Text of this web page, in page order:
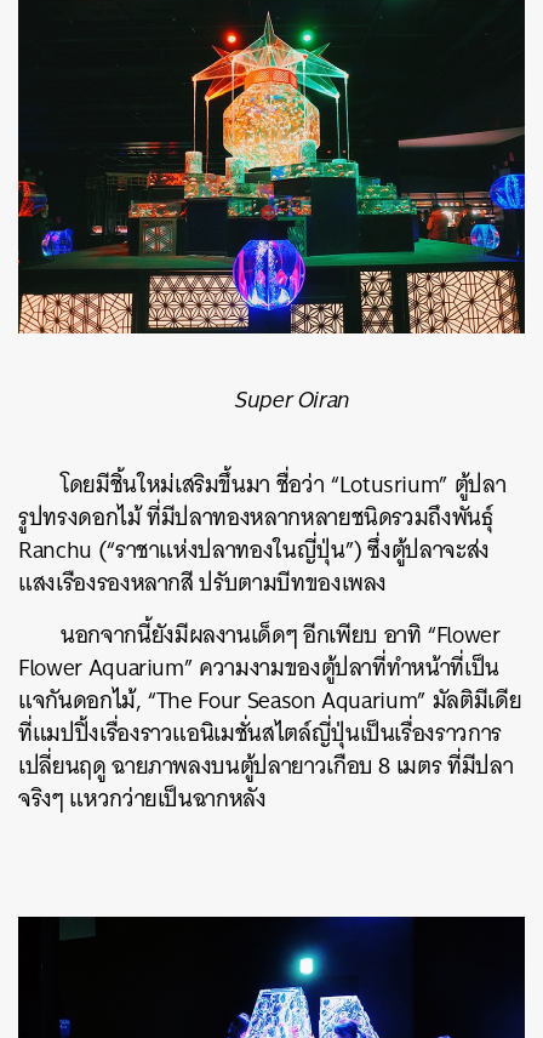
Super Oiran
โดยมีชิ้นใหม่เสริมขึ้นมา ชื่อว่า “Lotusrium” ตู้ปลา
รูปทรงดอกไม้ ที่มีปลาทองหลากหลายชนิดรวมถึงพันธุ์
Ranchu (“ราชาแห่งปลาทองในญี่ปุ่น”) ซึ่งตู้ปลาจะส่ง
แสงเรืองรองหลากสี ปรับตามบีทของเพลง
นอกจากนี้ยังมีผลงานเด็ดๆ อีกเพียบ อาทิ “Flower
Flower Aquarium” ความงามของตู้ปลาที่ทำหน้าที่เป็น
แจกันดอกไม้, “The Four Season Aquarium” มัลติมีเดีย
ที่แมปปิ้งเรื่องราวแอนิเมชั่นสไตล์ญี่ปุ่นเป็นเรื่องราวการ
เปลี่ยนฤดู ฉายภาพลงบนตู้ปลายาวเกือบ 8 เมตร ที่มีปลา
จริงๆ แหวกว่ายเป็นฉากหลัง